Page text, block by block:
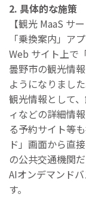
2. 具体的な施策
【観光 MaaS サ
「乗換案内」ア
Web サイト上で
曇野市の観光情
ようになりました
観光情報として
ィなどの詳細情
る予約サイト等
ド」画面から直
の公共交通機関
AIオンデマンド
す。